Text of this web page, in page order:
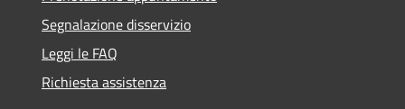
Segnalazione disservizio
Leggi le FAQ
Richiesta assistenza